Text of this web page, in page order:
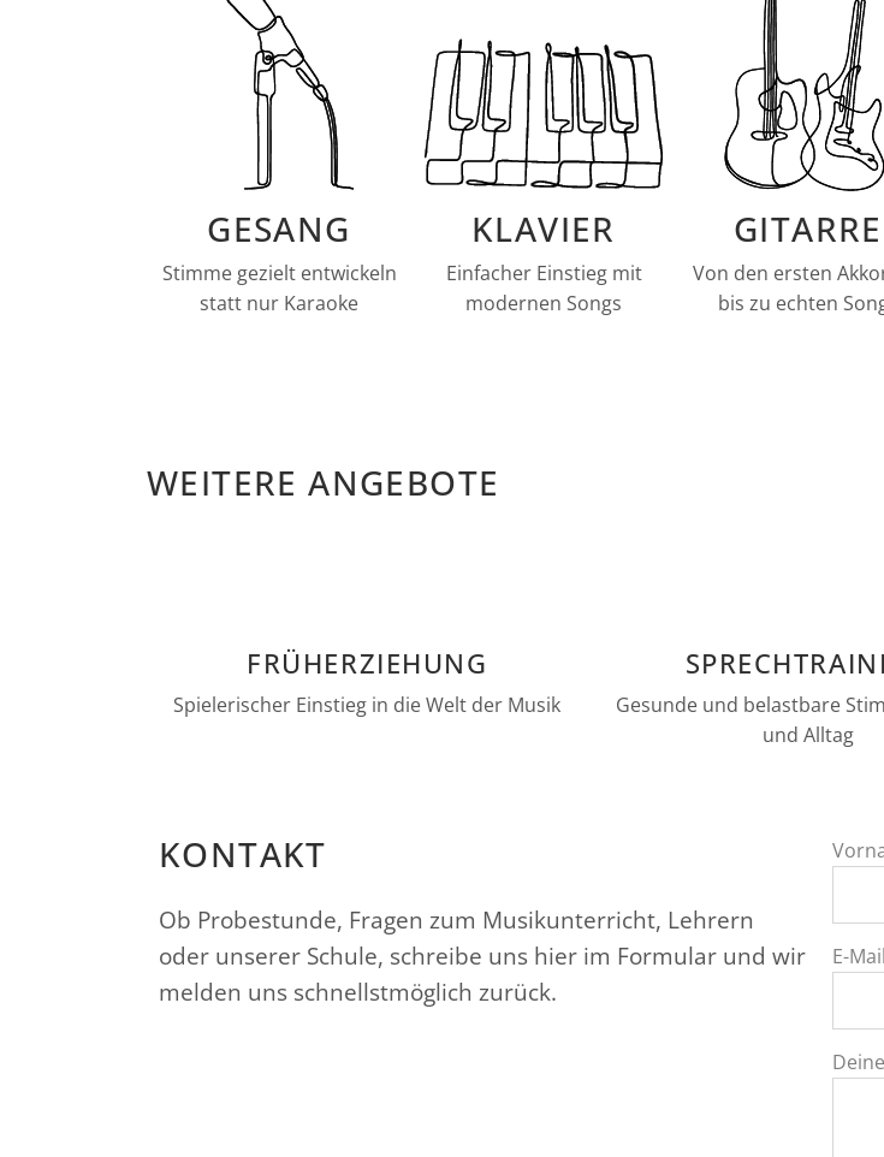
GESANG
Stimme gezielt entwickeln
statt nur Karaoke
KLAVIER
Einfacher Einstieg mit
modernen Songs
GITARRE
Von den ersten
bis zu echten
WEITERE ANGEBOTE
FRÜHERZIEHUNG
Spielerischer Einstieg in die Welt der Musik
Gesunde und belastbare
und Alltag
KONTAKT
Ob Probestunde, Fragen zum Musikunterricht, Lehrern
oder unserer Schule, schreibe uns hier im Formular und wir
melden uns schnellstmöglich zurück.
E-Mail